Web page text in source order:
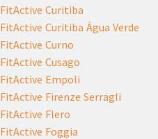
FitActive Curitiba
FitActive Curitiba Água Verde
FitActive Curno
FitActive Cusago
FitActive Empoli
FitActive Firenze Serragli
FitActive Flero
FitActive Foggia